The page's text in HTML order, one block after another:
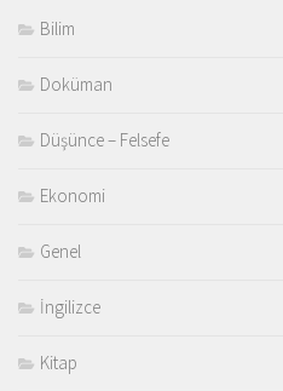
Bilim
Doküman
Düşünce – Felsefe
Ekonomi
Genel
İngilizce
Kitap